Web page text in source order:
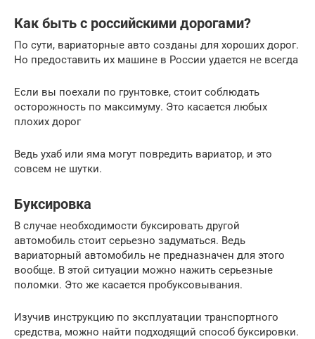
Как быть с российскими дорогами?
По сути, вариаторные авто созданы для хороших дорог.
Но предоставить их машине в России удается не всегда
Если вы поехали по грунтовке, стоит соблюдать
осторожность по максимуму. Это касается любых
плохих дорог
Ведь ухаб или яма могут повредить вариатор, и это
совсем не шутки.
Буксировка
В случае необходимости буксировать другой
автомобиль стоит серьезно задуматься. Ведь
вариаторный автомобиль не предназначен для этого
вообще. В этой ситуации можно нажить серьезные
поломки. Это же касается пробуксовывания.
Изучив инструкцию по эксплуатации транспортного
средства, можно найти подходящий способ буксировки.